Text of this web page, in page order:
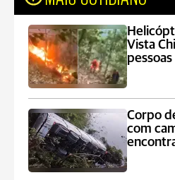
Vista
Corpo
com